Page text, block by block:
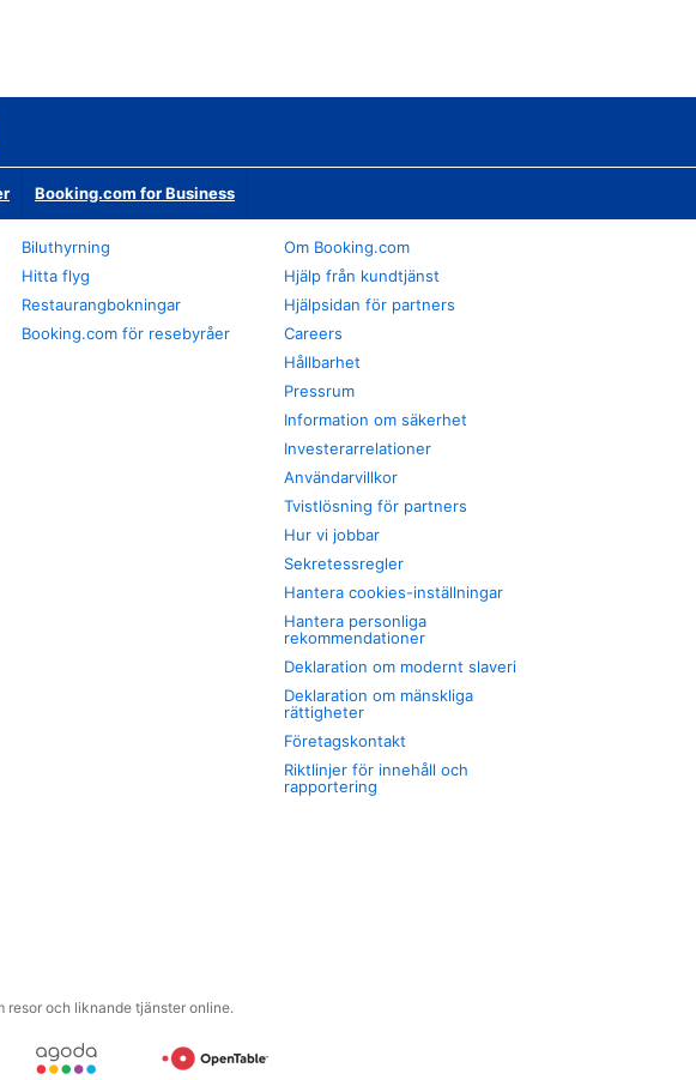
Booking.com for Business
Biluthyrning
Hitta flyg
Restaurangbokningar
Booking.com för resebyråer
Om Booking.com
Hjälp från kundtjänst
Hjälpsidan för partners
Careers
Hållbarhet
Pressrum
Information om säkerhet
Investerarrelationer
Användarvillkor
Tvistlösning för partners
Hur vi jobbar
Sekretessregler
Hantera cookies-inställningar
Hantera personliga
rekommendationer
Deklaration om modernt slaveri
Deklaration om mänskliga
rättigheter
Företagskontakt
Riktlinjer för innehåll och
rapportering
resor och liknande tjänster online.